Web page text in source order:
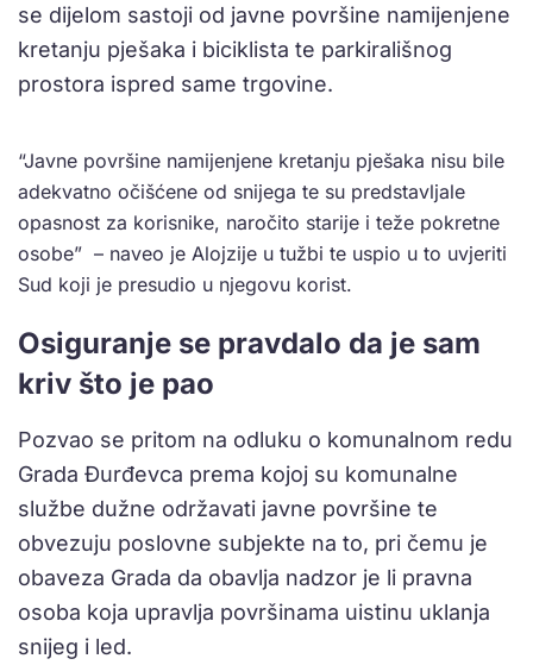
se dijelom sastoji od javne površine namijenjene
kretanju pješaka i biciklista te parkirališnog
prostora ispred same trgovine.
“Javne površine namijenjene kretanju pješaka nisu bile
adekvatno očišćene od snijega te su predstavljale
opasnost za korisnike, naročito starije i teže pokretne
osobe” – naveo je Alojzije u tužbi te uspio u to uvjeriti
Sud koji je presudio u njegovu korist.
Osiguranje se pravdalo da je sam
kriv što je pao
Pozvao se pritom na odluku o komunalnom redu
Grada Đurđevca prema kojoj su komunalne
službe dužne održavati javne površine te
obvezuju poslovne subjekte na to, pri čemu je
obaveza Grada da obavlja nadzor je li pravna
osoba koja upravlja površinama uistinu uklanja
snijeg i led.